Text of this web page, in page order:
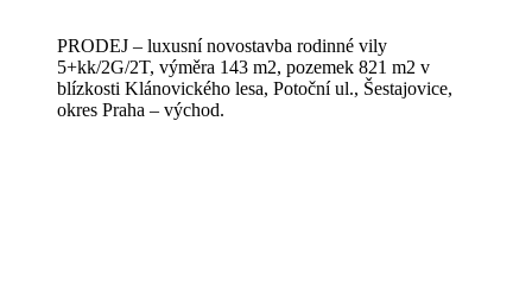
PRODEJ – luxusní novostavba rodinné vily
5+kk/2G/2T, výměra 143 m2, pozemek 821 m2 v
blízkosti Klánovického lesa, Potoční ul., Šestajovice,
okres Praha – východ.